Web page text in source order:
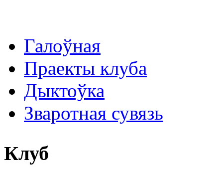
Галоўная
Праекты клуба
Дыктоўка
Зваротная сувязь
Клуб